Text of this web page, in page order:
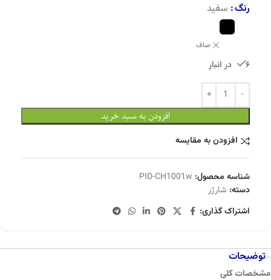
رنگ سفید
صاف
6 در انبار
افزودن به سبد خرید
افزودن به مقایسه
شناسه محصول: PID-CH1001w
دسته: شارژر
اشتراک گذاری:
توضیحات
مشخصات کلی